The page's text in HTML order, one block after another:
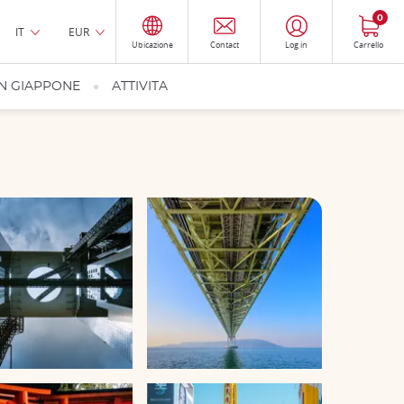
IT EUR
Ubicazione Contact Log in Carrello
0
GIAPPONE ATTIVITA
del Giappone